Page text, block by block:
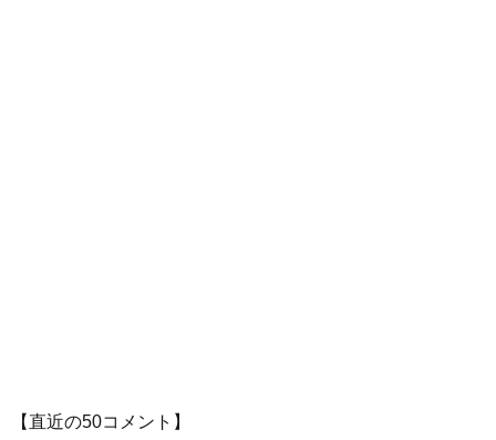
【直近の50コメント】